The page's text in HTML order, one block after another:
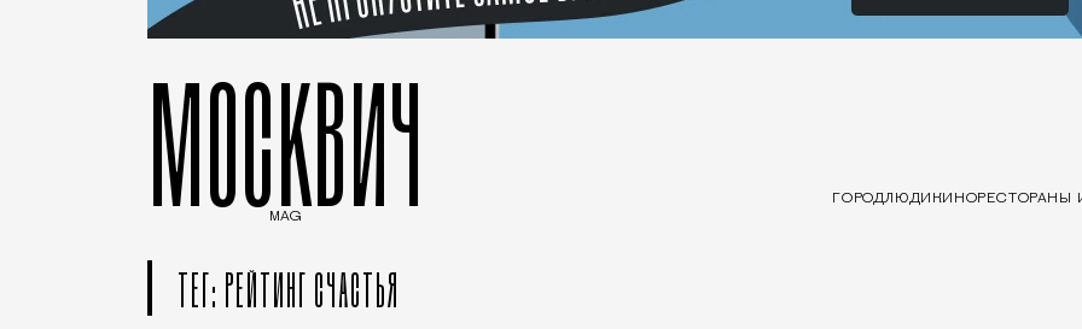
МОСКВИЧ
MAG
ГОРОДЛЮДИ КИНОРЕСТОРАНЫ
ТЕГ: РЕЙТИНГ СЧАСТЬЯ